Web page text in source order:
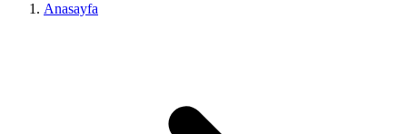
Anasayfa